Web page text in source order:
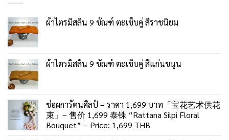
ผ้าไตรมิสลิน 9 ขัณฑ์ ตะเข็บคู่ สีราชนิยม
ผ้าไตรมิสลิน 9 ขัณฑ์ ตะเข็บคู่ สีแก่นขนุน
ช่อผการัตนศิลป์ – ราคา 1,699 บาท「宝花艺术供花
束」– 售价 1,699 泰铢 “Rattana Silpi Floral
Bouquet” – Price: 1,699 THB